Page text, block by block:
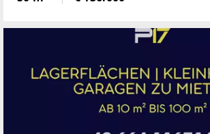
Wohnung, Kindergarten,